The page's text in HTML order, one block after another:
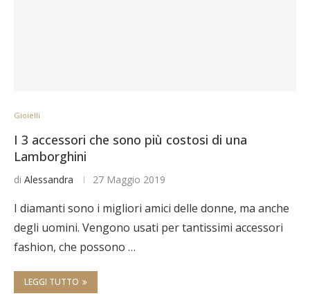
Gioielli
I 3 accessori che sono più costosi di una
Lamborghini
di Alessandra 27 Maggio 2019
I diamanti sono i migliori amici delle donne, ma anche
degli uomini. Vengono usati per tantissimi accessori
fashion, che possono …
LEGGI TUTTO